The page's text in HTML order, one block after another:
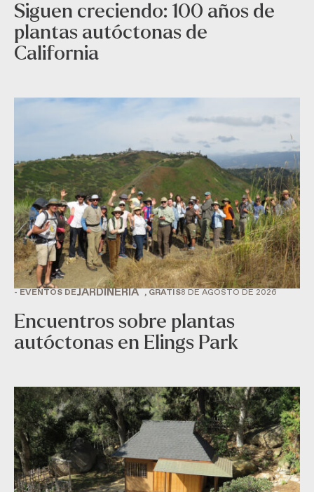
Siguen creciendo: 100 años de
plantas autóctonas de
California
- EVENTOS DEJARDINERÍA , GRATIS8 DE AGOSTO DE 2026
Encuentros sobre plantas
autóctonas en Elings Park